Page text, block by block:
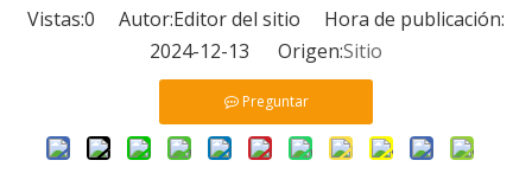
Vistas:0 Autor:Editor del sitio Hora de publicación:
2024-12-13 Origen:Sitio
Preguntar